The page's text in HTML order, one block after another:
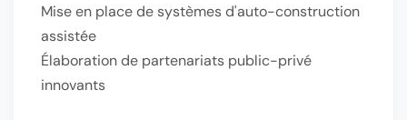
Mise en place de systèmes d'auto-construction
assistée
Élaboration de partenariats public-privé
innovants